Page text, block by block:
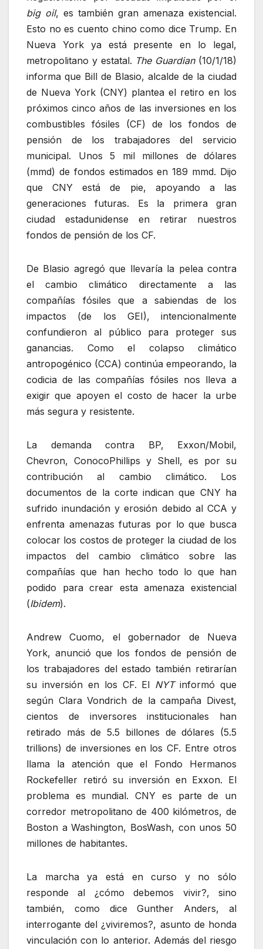
big oil, es también gran amenaza existencial.
Esto no es cuento chino como dice Trump. En
Nueva York ya está presente en lo legal,
metropolitano y estatal. The Guardian(10/1/18)
informa que Bill de Blasio, alcalde de la ciudad
de Nueva York (CNY) plantea el retiro en los
próximos cinco años de las inversiones en los
combustibles fósiles (CF) de los fondos de
pensión de los trabajadores del servicio
municipal. Unos 5 mil millones de dólares
(mmd) de fondos estimados en 189 mmd. Dijo
que CNY está de pie, apoyando a las
generaciones futuras. Es la primera gran
ciudad estadunidense en retirar nuestros
fondos de pensión de los CF.
De Blasio agregó que llevaría la pelea contra
el cambio climático directamente a las
compañías fósiles que a sabiendas de los
impactos (de los GEI), intencionalmente
confundieron al público para proteger sus
ganancias. Como el colapso climático
antropogénico (CCA) continúa empeorando, la
codicia de las compañías fósiles nos lleva a
exigir que apoyen el costo de hacer la urbe
más segura y resistente.
La demanda contra BP, Exxon/Mobil,
Chevron, ConocoPhillips y Shell, es por su
contribución al cambio climático. Los
documentos de la corte indican que CNY ha
sufrido inundación y erosión debido al CCA y
enfrenta amenazas futuras por lo que busca
colocar los costos de proteger la ciudad de los
impactos del cambio climático sobre las
compañías que han hecho todo lo que han
podido para crear esta amenaza existencial
(Ibidem).
Andrew Cuomo, el gobernador de Nueva
York, anunció que los fondos de pensión de
los trabajadores del estado también retirarían
su inversión en los CF. El NYTinformó que
según Clara Vondrich de la campaña Divest,
cientos de inversores institucionales han
retirado más de 5.5 billones de dólares (5.5
trillions) de inversiones en los CF. Entre otros
llama la atención que el Fondo Hermanos
Rockefeller retiró su inversión en Exxon. El
problema es mundial. CNY es parte de un
corredor metropolitano de 400 kilómetros, de
Boston a Washington, BosWash, con unos 50
millones de habitantes.
La marcha ya está en curso y no sólo
responde al ¿cómo debemos vivir?, sino
también, como dice Gunther Anders, al
interrogante del ¿viviremos?, asunto de honda
vinculación con lo anterior. Además del riesgo